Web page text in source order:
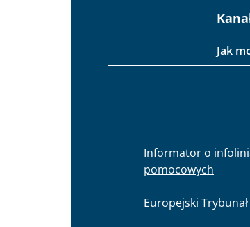
Jak
Informator o
pomocowych
Europejski Trybunał